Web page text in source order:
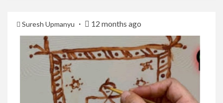
Suresh Upmanyu 12 months ago